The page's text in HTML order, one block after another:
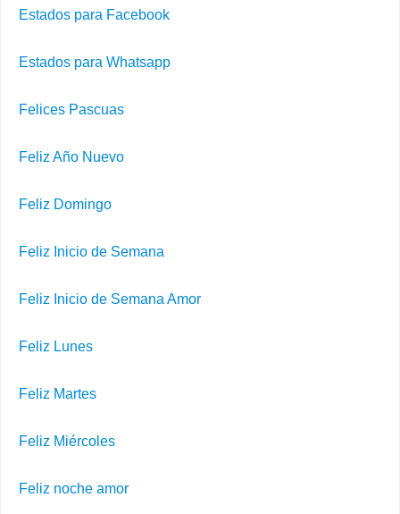
Estados para Facebook
Estados para Whatsapp
Felices Pascuas
Feliz Año Nuevo
Feliz Domingo
Feliz Inicio de Semana
Feliz Inicio de Semana Amor
Feliz Lunes
Feliz Martes
Feliz Miércoles
Feliz noche amor